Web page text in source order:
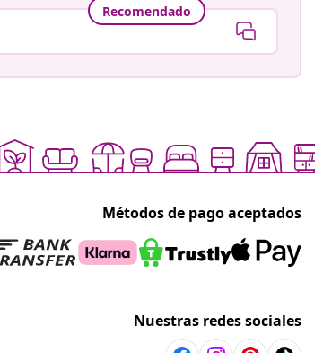
Recomendado
Métodos de pago aceptados
Nuestras redes sociales